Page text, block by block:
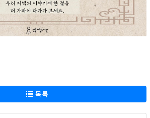
목록